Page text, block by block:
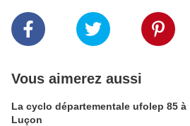
Vous aimerez aussi
La cyclo départementale ufolep 85 à
Luçon